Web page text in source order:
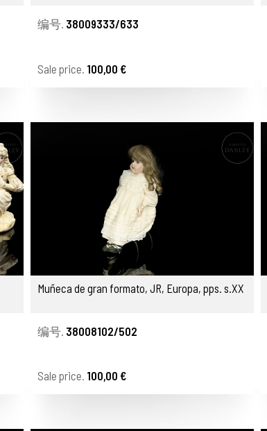
编号. 38009333/633
Sale price. 100,00 €
Muñeca de gran formato, JR, Europa, pps. s.XX
编号. 38008102/502
Sale price. 100,00 €